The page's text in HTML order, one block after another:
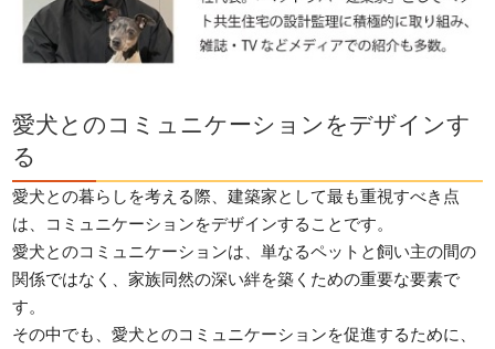
愛犬とのコミュニケーションをデザインす
る
愛犬との暮らしを考える際、建築家として最も重視すべき点
は、コミュニケーションをデザインすることです。
愛犬とのコミュニケーションは、単なるペットと飼い主の間の
関係ではなく、家族同然の深い絆を築くための重要な要素で
す。
その中でも、愛犬とのコミュニケーションを促進するために、